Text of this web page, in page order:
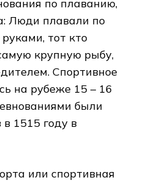
по плаванию,
Люди плавали по
тот кто
крупную рыбу,
Спортивное
на рубеже 15 – 16
были
в 1515 году в
или спортивная